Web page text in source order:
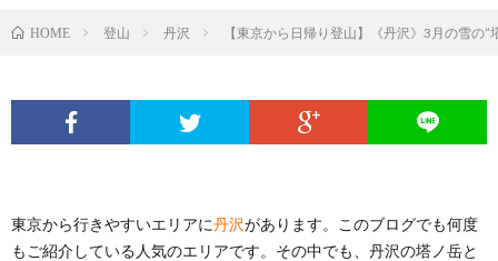
HOME 登山 丹沢 【東京から日帰り登山】《丹沢》3月の雪の
東京から行きやすいエリアに丹沢があります。このブログでも何度
もご紹介している人気のエリアです。その中でも、丹沢の塔ノ岳と